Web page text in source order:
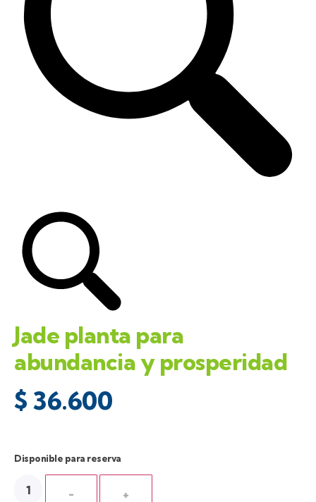
Jade planta para
abundancia y prosperidad
$ 36.600
Disponible para reserva
- +